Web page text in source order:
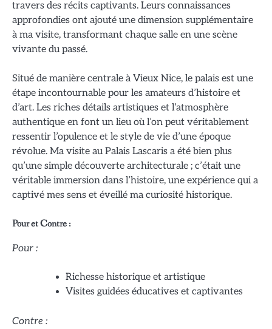
travers des récits captivants. Leurs connaissances
approfondies ont ajouté une dimension supplémentaire
à ma visite, transformant chaque salle en une scène
vivante du passé.
Situé de manière centrale à Vieux Nice, le palais est une
étape incontournable pour les amateurs d’histoire et
d’art. Les riches détails artistiques et l’atmosphère
authentique en font un lieu où l’on peut véritablement
ressentir l’opulence et le style de vie d’une époque
révolue. Ma visite au Palais Lascaris a été bien plus
qu’une simple découverte architecturale ; c’était une
véritable immersion dans l’histoire, une expérience qui a
captivé mes sens et éveillé ma curiosité historique.
Pour et Contre :
Pour :
Richesse historique et artistique
Visites guidées éducatives et captivantes
Contre :